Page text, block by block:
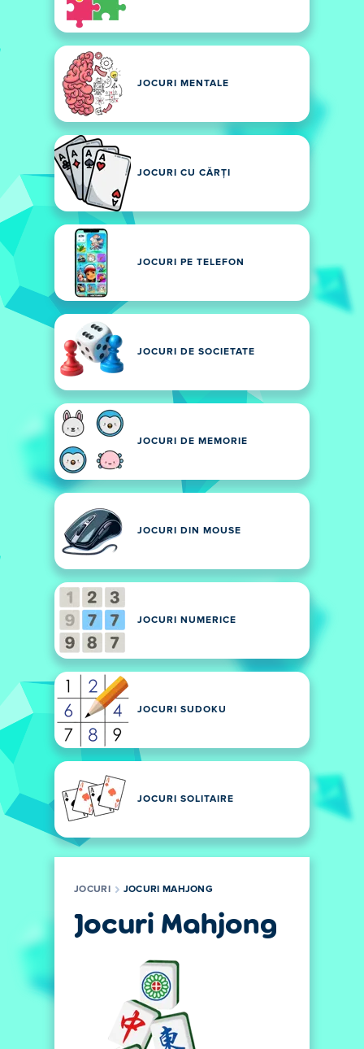
JOCURI MENTALE
JOCURI CU CĂRȚI
JOCURI PE TELEFON
JOCURI DE SOCIETATE
JOCURI DE MEMORIE
JOCURI DIN MOUSE
JOCURI NUMERICE
JOCURI SUDOKU
JOCURI SOLITAIRE
JOCURI JOCURI MAHJONG
Jocuri Mahjong